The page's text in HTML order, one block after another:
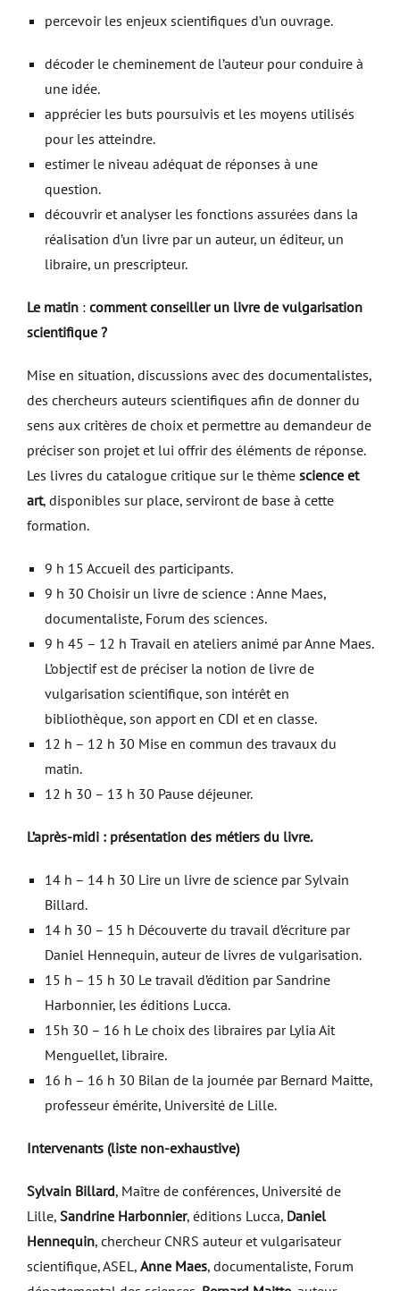
percevoir les enjeux scientifiques d’un ouvrage.
décoder le cheminement de l’auteur pour conduire à
une idée.
apprécier les buts poursuivis et les moyens utilisés
pour les atteindre.
estimer le niveau adéquat de réponses à une
question.
découvrir et analyser les fonctions assurées dans la
réalisation d’un livre par un auteur, un éditeur, un
libraire, un prescripteur.
Le matin : comment conseiller un livre de vulgarisation
scientifique ?
Mise en situation, discussions avec des documentalistes,
des chercheurs auteurs scientifiques afin de donner du
sens aux critères de choix et permettre au demandeur de
préciser son projet et lui offrir des éléments de réponse.
Les livres du catalogue critique sur le thème science et
art, disponibles sur place, serviront de base à cette
formation.
9 h 15 Accueil des participants.
9 h 30 Choisir un livre de science : Anne Maes,
documentaliste, Forum des sciences.
9 h 45 – 12 h Travail en ateliers animé par Anne Maes.
L’objectif est de préciser la notion de livre de
vulgarisation scientifique, son intérêt en
bibliothèque, son apport en CDI et en classe.
12 h – 12 h 30 Mise en commun des travaux du
matin.
12 h 30 – 13 h 30 Pause déjeuner.
L’après-midi : présentation des métiers du livre.
14 h – 14 h 30 Lire un livre de science par Sylvain
Billard.
14 h 30 – 15 h Découverte du travail d’écriture par
Daniel Hennequin, auteur de livres de vulgarisation.
15 h – 15 h 30 Le travail d’édition par Sandrine
Harbonnier, les éditions Lucca.
15h 30 – 16 h Le choix des libraires par Lylia Ait
Menguellet, libraire.
16 h – 16 h 30 Bilan de la journée par Bernard Maitte,
professeur émérite, Université de Lille.
Intervenants (liste non-exhaustive)
Sylvain Billard, Maître de conférences, Université de
Lille, Sandrine Harbonnier, éditions Lucca, Daniel
Hennequin, chercheur CNRS auteur et vulgarisateur
scientifique, ASEL, Anne Maes, documentaliste, Forum